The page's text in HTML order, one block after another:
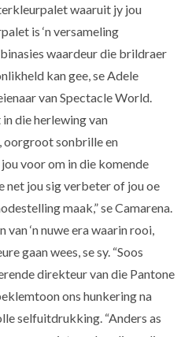
waaruit jy jou
is ‘n versameling
waardeur die brildraer
kan gee, se Adele
van Spectacle World.
die herlewing van
oorgroot sonbrille en
voor om in die komende
net jou sig verbeter of jou oe
maak,” se Camarena.
‘n nuwe era waarin rooi,
gaan wees, se sy. “Soos
direkteur van die Pantone
ons hunkering na
selfuitdrukking. “Anders as